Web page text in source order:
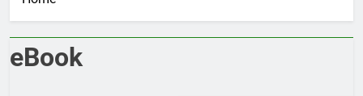
eBook